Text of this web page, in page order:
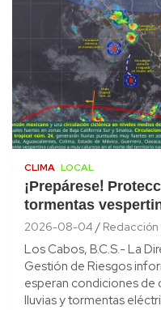
CLIMA LOCAL
¡Prepárese!
tormentas
2026-08-04 Redacción
Los Cabos, B.C.S.- La
Gestión de Riesgos
esperan condiciones de
lluvias y tormentas